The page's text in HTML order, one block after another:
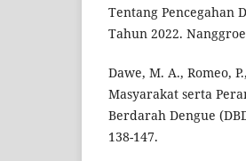
Tentang Pencegahan
Tahun 2022.
Dawe, M. A., Romeo,
Masyarakat serta
Berdarah Dengue
138-147.